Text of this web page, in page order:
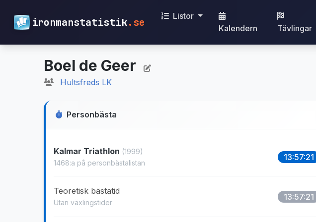
ironmanstatistik.se
Listor
Kalendern
Tävlingar
Boel de Geer
Hultsfreds LK
Personbästa
Kalmar Triathlon (1999)
1468:a på personbästalistan
13:57:21
Teoretisk bästatid
Utan växlingstider
13:57:21